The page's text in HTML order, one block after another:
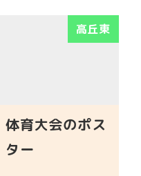
高丘東
体育大会のポス
ター